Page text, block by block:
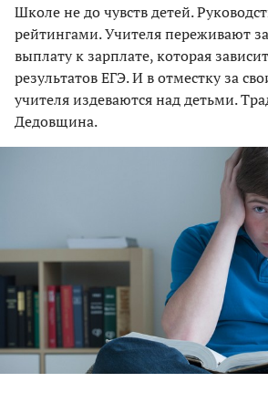
Школе не до чувств детей.
рейтингами. Учителя переживают
выплату к зарплате, которая
результатов ЕГЭ. И в отместку за
учителя издеваются над детьми.
Дедовщина.